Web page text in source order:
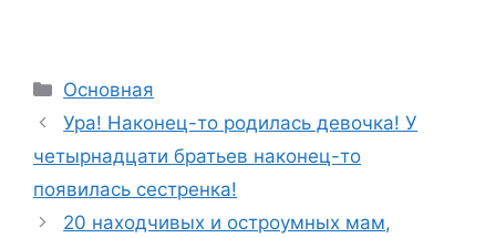
Рубрики
Основная
Ура! Наконец-то родилась девочка! У
четырнадцати братьев наконец-то
появилась сестренка!
20 находчивых и остроумных мам,